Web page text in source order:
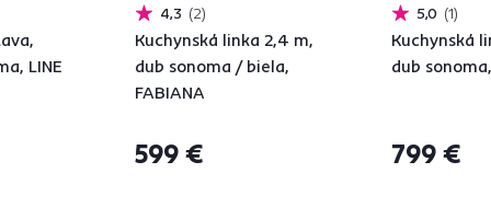
LINE
4,3 2
Kuchynská linka 2,4 m,
dub sonoma / biela,
FABIANA
599 €
5,0 1
Kuchynská
dub
799 €